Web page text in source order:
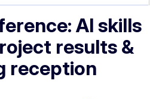
AI skills
results &
reception